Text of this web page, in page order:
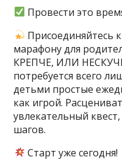
Провести это
Присоединяйтесь
марафону для
КРЕПЧЕ, ИЛИ
потребуется всего
детьми простые
как игрой.
увлекательный
шагов.
Старт уже сегодня!